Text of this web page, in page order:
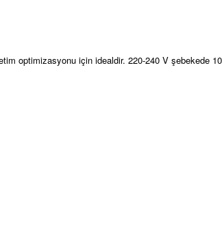
optimizasyonu için idealdir. 220-240 V şebekede